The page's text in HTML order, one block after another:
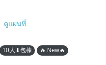
ดูแผนที่
10人⬇包棟 🔥 New🔥